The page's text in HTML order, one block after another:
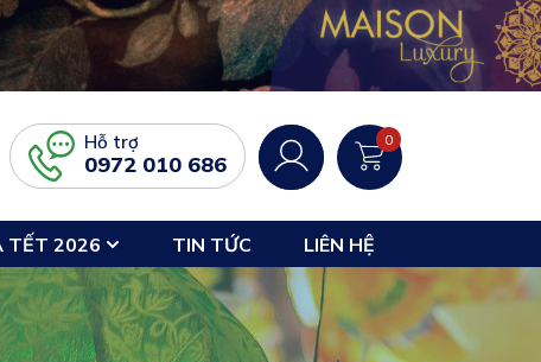
Hỗ trợ
0972 010 686
0
TẾT 2026 TIN TỨC LIÊN HỆ